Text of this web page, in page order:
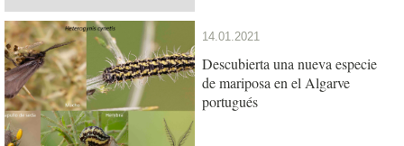
14.01.2021
Descubierta una nueva especie
de mariposa en el Algarve
portugués